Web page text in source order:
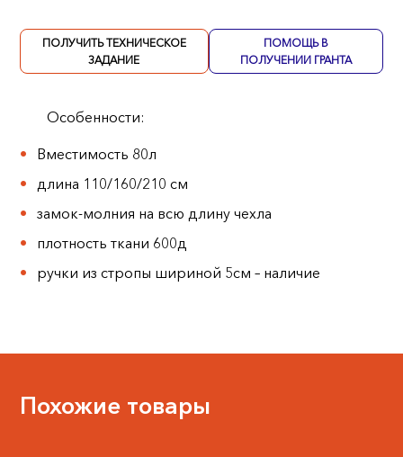
ПОЛУЧИТЬ ТЕХНИЧЕСКОЕ
ЗАДАНИЕ
ПОМОЩЬ В
ПОЛУЧЕНИИ ГРАНТА
Особенности:
Вместимость 80л
длина 110/160/210 см
замок-молния на всю длину чехла
плотность ткани 600д
ручки из стропы шириной 5см – наличие
Похожие товары